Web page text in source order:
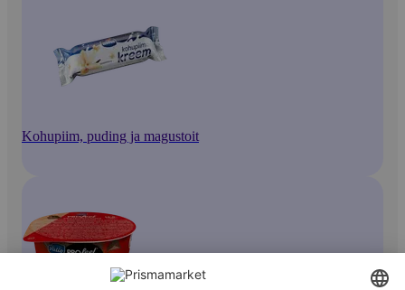
Kohupiim, puding ja magustoit